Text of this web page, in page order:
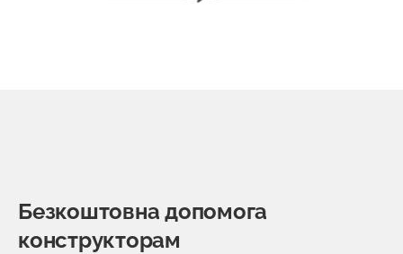
Безкоштовна допомога
конструкторам